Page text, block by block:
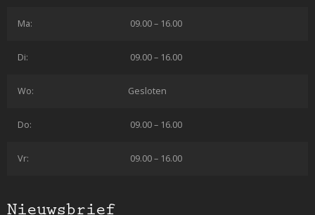
Ma: 09.00 – 16.00
Di: 09.00 – 16.00
Wo: Gesloten
Do: 09.00 – 16.00
Vr: 09.00 – 16.00
Nieuwsbrief